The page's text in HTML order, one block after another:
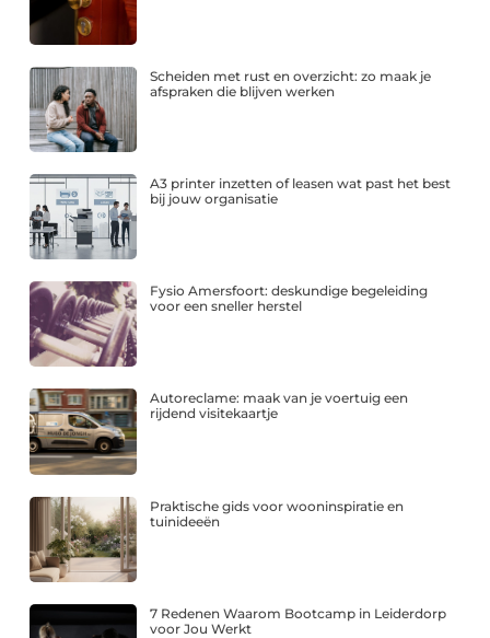
Scheiden met rust en overzicht: zo maak je
afspraken die blijven werken
A3 printer inzetten of leasen wat past het best
bij jouw organisatie
Fysio Amersfoort: deskundige begeleiding
voor een sneller herstel
Autoreclame: maak van je voertuig een
rijdend visitekaartje
Praktische gids voor wooninspiratie en
tuinideeën
7 Redenen Waarom Bootcamp in Leiderdorp
voor Jou Werkt